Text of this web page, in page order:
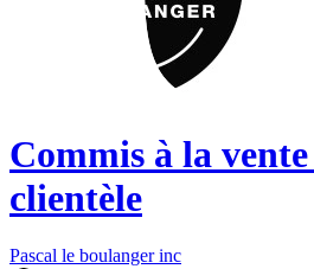
Commis à la
clientèle
Pascal le boulanger inc